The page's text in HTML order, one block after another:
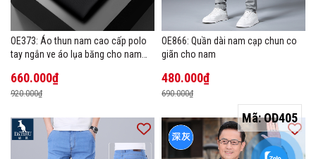
Mã:OD405
OE373: Áo thun nam cao cấp polo
tay ngắn ve áo lụa băng cho nam
660.000₫
920.000₫
OE866: Quần dài nam cạp chun co
giãn cho nam
480.000₫
690.000₫